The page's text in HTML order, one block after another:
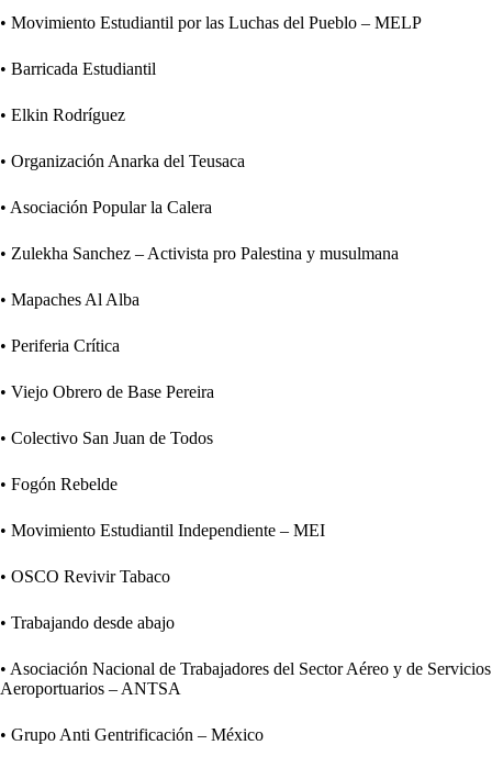
• Movimiento Estudiantil por las Luchas del Pueblo – MELP
• Barricada Estudiantil
• Elkin Rodríguez
• Organización Anarka del Teusaca
• Asociación Popular la Calera
• Zulekha Sanchez – Activista pro Palestina y musulmana
• Mapaches Al Alba
• Periferia Crítica
• Viejo Obrero de Base Pereira
• Colectivo San Juan de Todos
• Fogón Rebelde
• Movimiento Estudiantil Independiente – MEI
• OSCO Revivir Tabaco
• Trabajando desde abajo
• Asociación Nacional de Trabajadores del Sector Aéreo y de Servicios
Aeroportuarios – ANTSA
• Grupo Anti Gentri­ficación – México